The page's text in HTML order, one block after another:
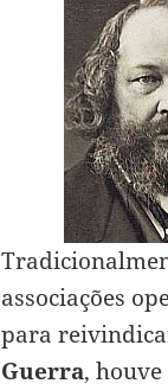
associações
para
Guerra,